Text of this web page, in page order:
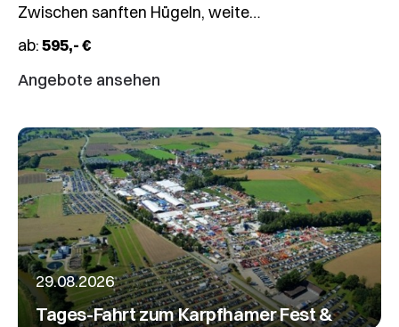
Zwischen sanften Hügeln, weite…
ab:595,- €
Angebote ansehen
29.08.2026
Tages-Fahrt zum Karpfhamer Fest &